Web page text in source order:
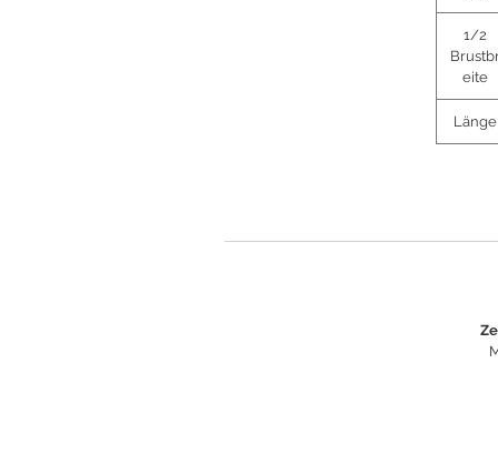
1/2
eite
Länge